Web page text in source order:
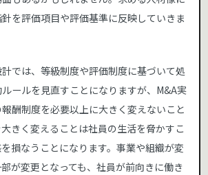
を評価項目や評価基準に反映していきま
では、等級制度や評価制度に基づいて処
ールを見直すことになりますが、M&A実
酬制度を必要以上に大きく変えないこと
きく変えることは社員の生活を脅かすこ
損なうことになります。事業や組織が変
が変更となっても、社員が前向きに働き